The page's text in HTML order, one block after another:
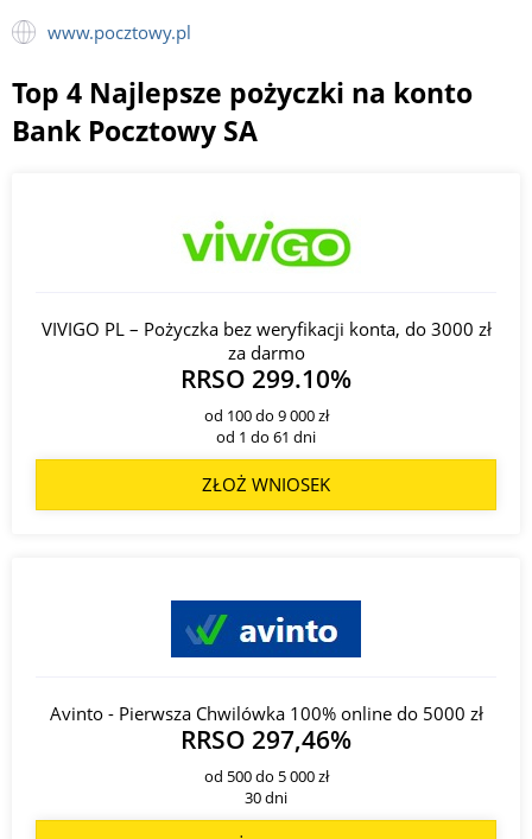
www.pocztowy.pl
Top 4 Najlepsze pożyczki na konto
Bank Pocztowy SA
VIVIGO PL – Pożyczka bez weryfikacji konta, do 3000 zł
za darmo
RRSO 299.10%
od 100 do 9 000 zł
od 1 do 61 dni
ZŁOŻ WNIOSEK
Avinto - Pierwsza Chwilówka 100% online do 5000 zł
RRSO 297,46%
od 500 do 5 000 zł
30 dni